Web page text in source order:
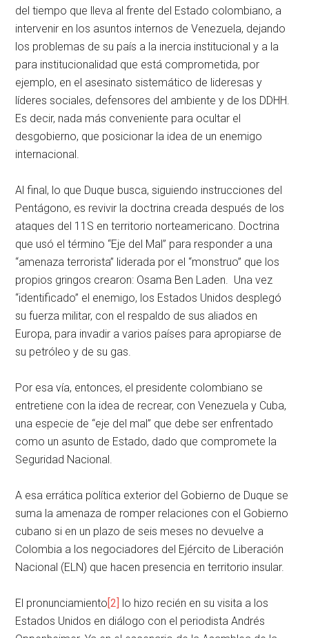
del tiempo que lleva al frente del Estado colombiano, a
intervenir en los asuntos internos de Venezuela, dejando
los problemas de su país a la inercia institucional y a la
para institucionalidad que está comprometida, por
ejemplo, en el asesinato sistemático de lideresas y
líderes sociales, defensores del ambiente y de los DDHH.
Es decir, nada más conveniente para ocultar el
desgobierno, que posicionar la idea de un enemigo
internacional.
Al final, lo que Duque busca, siguiendo instrucciones del
Pentágono, es revivir la doctrina creada después de los
ataques del 11S en territorio norteamericano. Doctrina
que usó el término “Eje del Mal” para responder a una
“amenaza terrorista” liderada por el “monstruo” que los
propios gringos crearon: Osama Ben Laden. Una vez
“identificado” el enemigo, los Estados Unidos desplegó
su fuerza militar, con el respaldo de sus aliados en
Europa, para invadir a varios países para apropiarse de
su petróleo y de su gas.
Por esa vía, entonces, el presidente colombiano se
entretiene con la idea de recrear, con Venezuela y Cuba,
una especie de “eje del mal” que debe ser enfrentado
como un asunto de Estado, dado que compromete la
Seguridad Nacional.
A esa errática política exterior del Gobierno de Duque se
suma la amenaza de romper relaciones con el Gobierno
cubano si en un plazo de seis meses no devuelve a
Colombia a los negociadores del Ejército de Liberación
Nacional (ELN) que hacen presencia en territorio insular.
El pronunciamiento[2] lo hizo recién en su visita a los
Estados Unidos en diálogo con el periodista Andrés